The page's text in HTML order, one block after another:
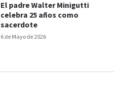
6 de Mayo de 2026
El padre Walter Minigutti
celebra 25 años como
sacerdote